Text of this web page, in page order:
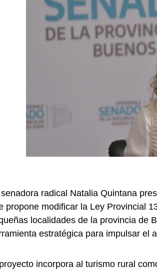
radical Natalia Quintana
propone modificar la Ley Provincial
localidades de la provincia de
estratégica para impulsar el
incorpora al turismo rural